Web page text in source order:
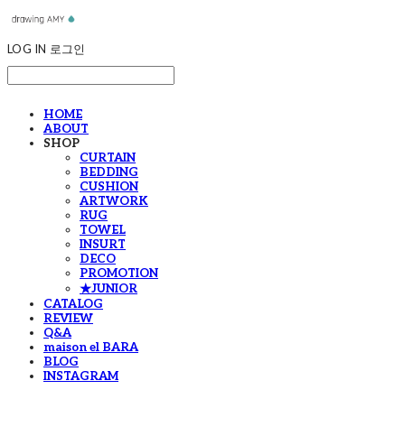
LOG IN 로그인
HOME
ABOUT
SHOP
CURTAIN
BEDDING
CUSHION
ARTWORK
RUG
TOWEL
INSURT
DECO
PROMOTION
★JUNIOR
CATALOG
REVIEW
Q&A
maison el BARA
BLOG
INSTAGRAM